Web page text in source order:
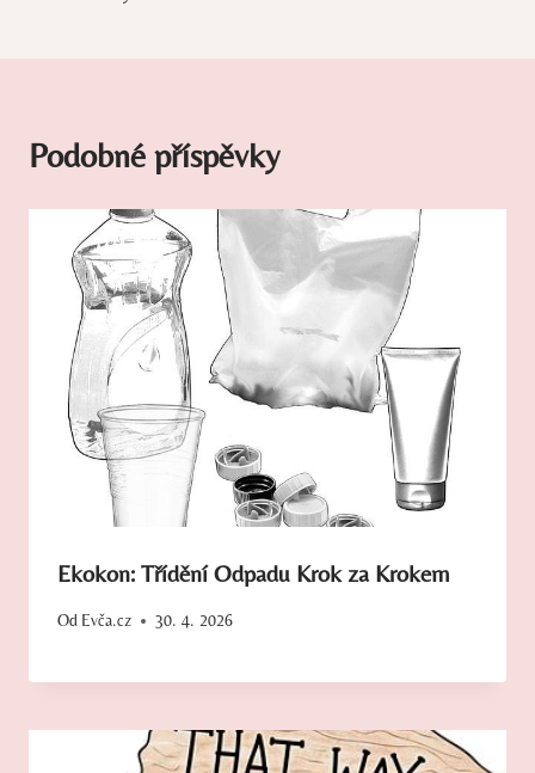
Podobné příspěvky
Ekokon: Třídění Odpadu Krok za Krokem
Od Evča.cz 30. 4. 2026